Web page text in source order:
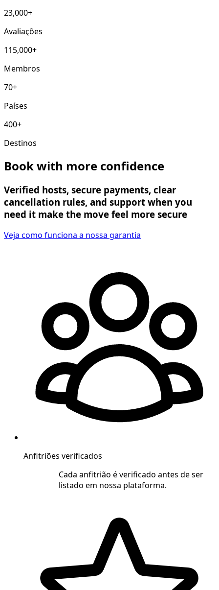
23,000+
Avaliações
115,000+
Membros
70+
Países
400+
Destinos
Book with more confidence
Verified hosts, secure payments, clear
cancellation rules, and support when you
need it make the move feel more secure
Veja como funciona a nossa garantia
Anfitriões verificados
Cada anfitrião é verificado antes de ser
listado em nossa plataforma.